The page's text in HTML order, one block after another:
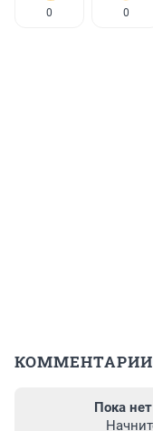
0 0
КОММЕНТАРИИ
Пока